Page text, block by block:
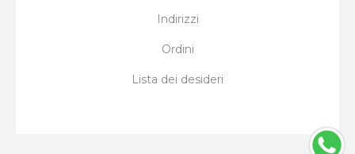
Indirizzi
Ordini
Lista dei desideri